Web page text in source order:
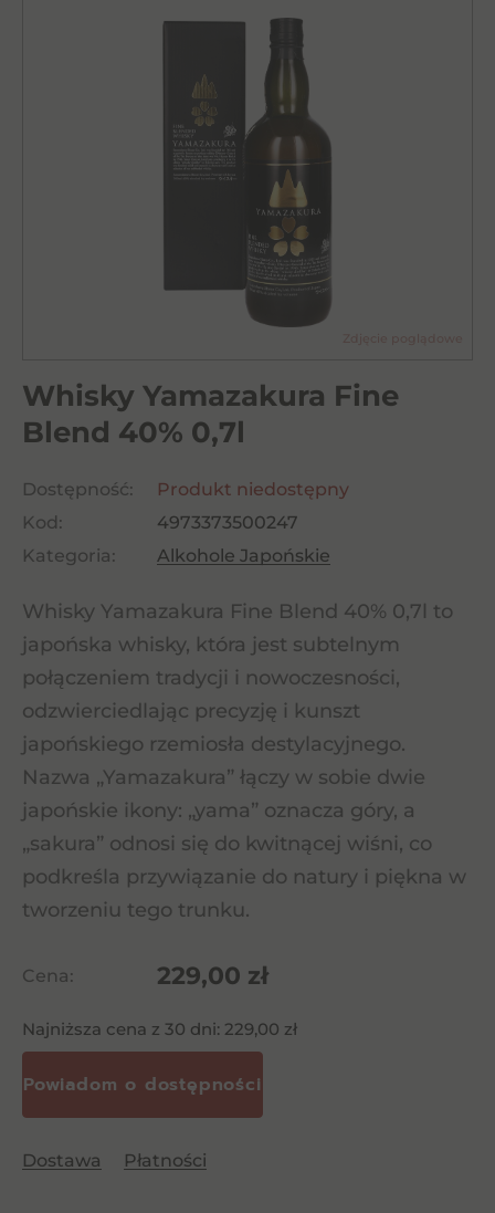
Whisky Yamazakura Fine
Blend 40% 0,7l
Dostępność:
Produkt niedostępny
Kod:
4973373500247
Kategoria:
Alkohole Japońskie
Whisky Yamazakura Fine Blend 40% 0,7l to
japońska whisky, która jest subtelnym
połączeniem tradycji i nowoczesności,
odzwierciedlając precyzję i kunszt
japońskiego rzemiosła destylacyjnego.
Nazwa „Yamazakura” łączy w sobie dwie
japońskie ikony: „yama” oznacza góry, a
„sakura” odnosi się do kwitnącej wiśni, co
podkreśla przywiązanie do natury i piękna w
tworzeniu tego trunku.
Cena: 229,00 zł
Najniższa cena z 30 dni: 229,00 zł
Dostawa Płatności